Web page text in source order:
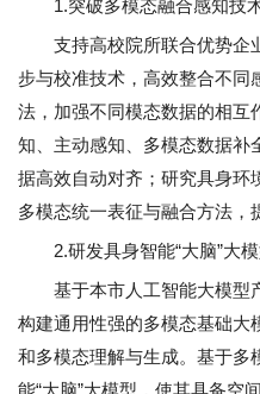
1.突破多模态融合感知技
支持高校院所联合优势企
步与校准技术，高效整合不同
法，加强不同模态数据的相互
知、主动感知、多模态数据补
据高效自动对齐；研究具身环
多模态统一表征与融合方法，
2.研发具身智能“大脑”大模
基于本市人工智能大模型
构建通用性强的多模态基础大
和多模态理解与生成。基于多
能“大脑”大模型，使其具备空